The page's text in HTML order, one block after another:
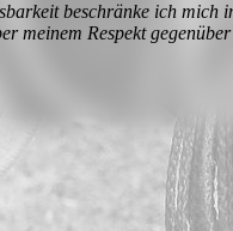
beschränke ich mich
meinem Respekt